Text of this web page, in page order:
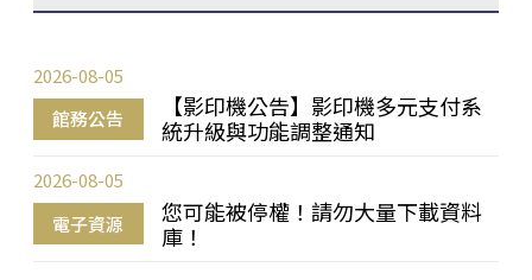
館務公告
【影印機公告】影印機多元支付系
統升級與功能調整通知
2026-08-05
電子資源
您可能被停權！請勿大量下載資料
庫！
2026-08-05